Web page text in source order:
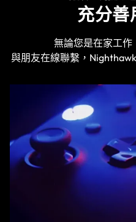
充分善
無論您是在家工作
與朋友在線聯繫，